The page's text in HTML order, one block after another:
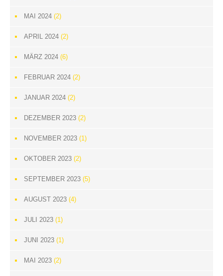
MAI 2024 (2)
APRIL 2024 (2)
MÄRZ 2024 (6)
FEBRUAR 2024 (2)
JANUAR 2024 (2)
DEZEMBER 2023 (2)
NOVEMBER 2023 (1)
OKTOBER 2023 (2)
SEPTEMBER 2023 (5)
AUGUST 2023 (4)
JULI 2023 (1)
JUNI 2023 (1)
MAI 2023 (2)